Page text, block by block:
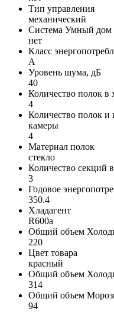
Тип управления
механический
Система Умный дом
нет
Класс
A
Уровень шума, дБ
40
Количество полок в
4
Количество полок и
камеры
4
Материал полок
стекло
Количество секций
3
Годовое
350.4
Хладагент
R600a
Общий объем
220
Цвет товара
красный
Общий объем
314
Общий объем
94